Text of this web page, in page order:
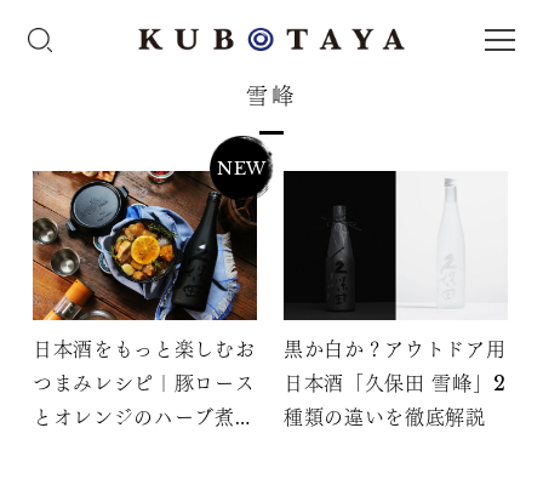
雪峰
NEW
日本酒をもっと楽しむお
つまみレシピ｜豚ロース
とオレンジのハーブ煮込
黒か白か？アウトドア用
日本酒「久保田 雪峰」2
種類の違いを徹底解説